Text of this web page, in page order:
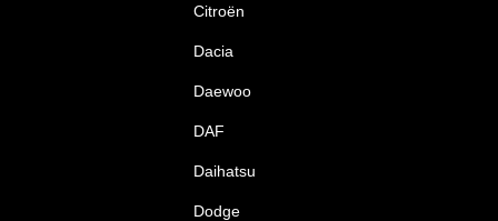
Citroën
Dacia
Daewoo
DAF
Daihatsu
Dodge